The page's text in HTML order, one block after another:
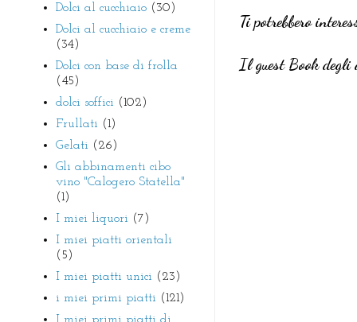
Ti potrebbero
Il guest Book degli
Dolci al cucchiaio (30)
Dolci al cucchiaio e creme
(34)
Dolci con base di frolla
(45)
dolci soffici (102)
Frullati (1)
Gelati (26)
Gli abbinamenti cibo
vino "Calogero Statella"
(1)
I miei liquori (7)
I miei piatti orientali
(5)
I miei piatti unici (23)
i miei primi piatti (121)
I miei primi piatti di